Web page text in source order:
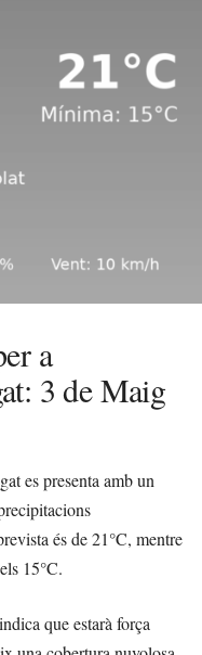
a
3 de Maig
es presenta amb un
és de 21°C, mentre
15°C.
que estarà força